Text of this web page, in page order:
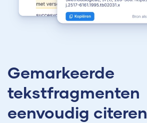
Gemarkeerde
tekstfragmenten
eenvoudig citeren